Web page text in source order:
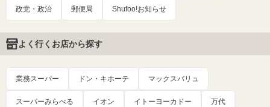
政党・政治 郵便局 Shufoo!お知らせ
よく行くお店から探す
業務スーパー ドン・キホーテ マックスバリュ
スーパーみらべる イオン イトーヨーカドー 万代